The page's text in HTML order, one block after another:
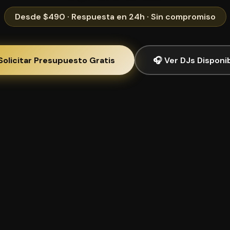
Desde $490 · Respuesta en 24h · Sin compromiso
Presupuesto Gratis 🎧 Ver DJs